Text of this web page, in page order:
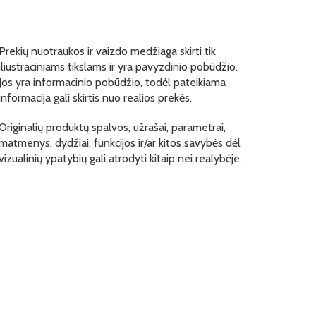
Prekių nuotraukos ir vaizdo medžiaga skirti tik
tikslams ir yra pavyzdinio pobūdžio.
Jos yra informacinio pobūdžio, todėl pateikiama
gali skirtis nuo realios prekės.
produktų spalvos, užrašai, parametrai,
dydžiai, funkcijos ir/ar kitos savybės dėl
ypatybių gali atrodyti kitaip nei realybėje.